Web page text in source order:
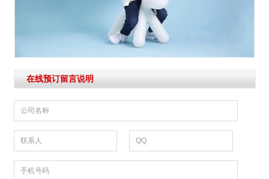
在线预订留言说明